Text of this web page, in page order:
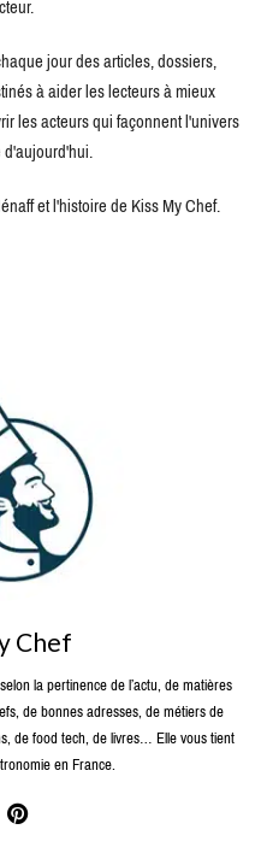
jour des articles, dossiers,
à aider les lecteurs à mieux
les acteurs qui façonnent l'univers
et l'histoire de Kiss My Chef.
Chef
la pertinence de l’actu, de matières
de bonnes adresses, de métiers de
de food tech, de livres… Elle vous tient
en France.